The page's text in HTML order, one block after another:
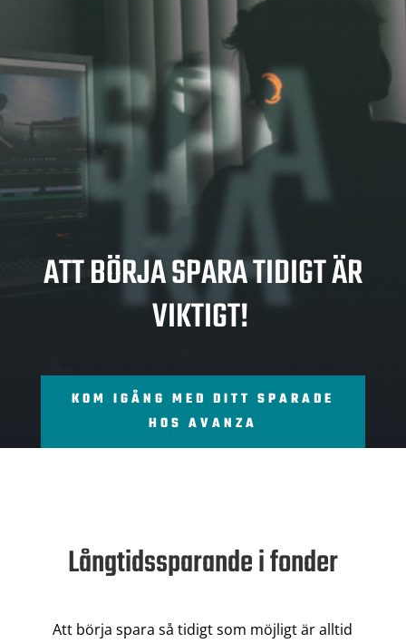
SPA
RA
ATT BÖRJA SPARA TIDIGT ÄR
VIKTIGT!
KOM IGÅNG MED DITT SPARADE
HOS AVANZA
Långtidssparande i fonder
Att börja spara så tidigt som möjligt är alltid